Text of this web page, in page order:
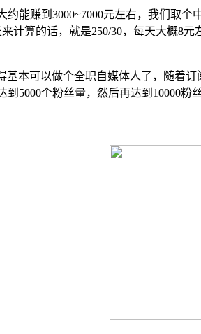
能赚到3000~7000元左右，我们取
计算的话，就是250/30，每天大概8
本可以做个全职自媒体人了，随着
5000个粉丝量，然后再达到10000